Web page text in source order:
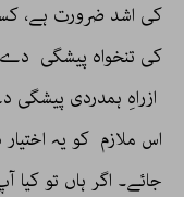
کی اشد ضرورت ہے،
کی تنخواہ پیشگی
ازراہِ ہمدردی
اس ملازم کو یہ
جائے۔ اگر ہاں تو